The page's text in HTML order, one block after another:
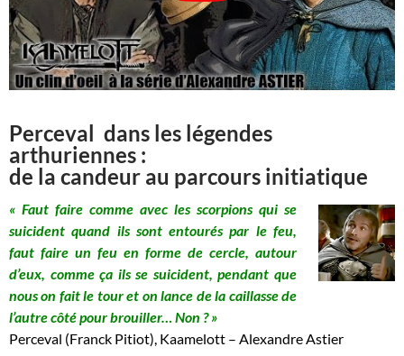
Perceval dans les légendes
arthuriennes :
de la candeur au parcours initiatique
« Faut faire comme avec les scorpions qui se
suicident quand ils sont entourés par le feu,
faut faire un feu en forme de cercle, autour
d’eux, comme ça ils se suicident, pendant que
nous on fait le tour et on lance de la caillasse de
l’autre côté pour brouiller… Non ? »
Perceval (Franck Pitiot), Kaamelott – Alexandre Astier